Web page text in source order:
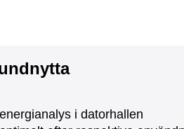
i datorhallen